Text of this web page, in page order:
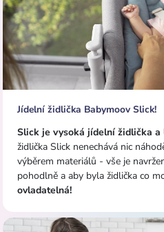
Jídelní židlička Babymoov Slick!
Slick je vysoká jídelní židlička a
židlička Slick nenechává nic
výběrem materiálů - vše je
pohodlně a aby byla židlička co
ovladatelná!